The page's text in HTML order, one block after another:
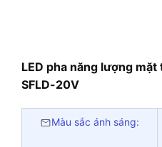
LED pha năng lượng
SFLD-20V
Màu sắc ánh sáng: